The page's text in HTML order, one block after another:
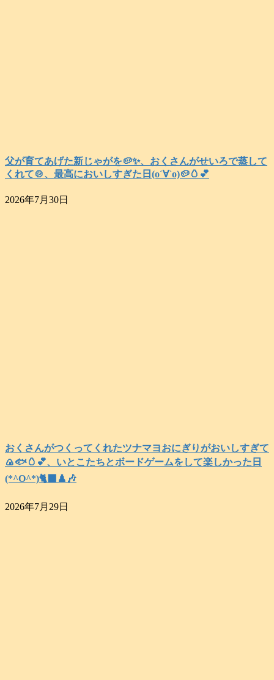
父が育てあげた新じゃがを🥔✨️、おくさんがせいろで蒸して
くれて🍲、最高においしすぎた日(о´∀`о)🥔🥚💕
2026年7月30日
おくさんがつくってくれたツナマヨおにぎりがおいしすぎて
🍙🐟️🥚💕、いとこたちとボードゲームをして楽しかった日
(*^O^*)🐈‍⬛♟️🎶
2026年7月29日